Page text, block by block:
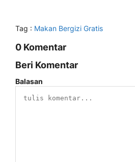
Tag : Makan Bergizi Gratis
0 Komentar
Beri Komentar
Balasan